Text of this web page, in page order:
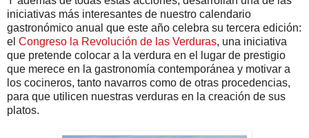
iniciativas más interesantes de nuestro calendario
gastronómico anual que este año celebra su tercera edición:
el Congreso la Revolución de las Verduras, una iniciativa
que pretende colocar a la verdura en el lugar de prestigio
que merece en la gastronomía contemporánea y motivar a
los cocineros, tanto navarros como de otras procedencias,
para que utilicen nuestras verduras en la creación de sus
platos.